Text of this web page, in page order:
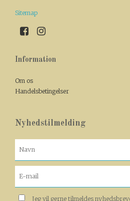
Sitemap
Information
Om os
Handelsbetingelser
Nyhedstilmelding
Jeg vil gerne tilmeldes